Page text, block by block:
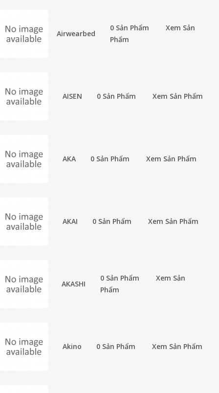
Airwearbed
0 Sản Phẩm
Xem Sản
Phẩm
AISEN 0 Sản Phẩm Xem Sản Phẩm
AKA 0 Sản Phẩm Xem Sản Phẩm
AKAI 0 Sản Phẩm Xem Sản Phẩm
AKASHI
0 Sản Phẩm
Xem Sản
Phẩm
Akino 0 Sản Phẩm Xem Sản Phẩm